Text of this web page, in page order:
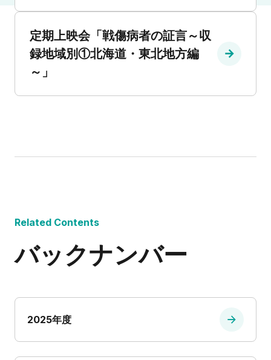
定期上映会「戦傷病者の証言～収
録地域別①北海道・東北地方編
～」
Related Contents
バックナンバー
2025年度